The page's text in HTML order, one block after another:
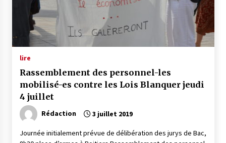
lire
Rassemblement des personnel-les
mobilisé-es contre les Lois Blanquer jeudi
4 juillet
Rédaction 3 juillet 2019
Journée initialement prévue de délibération des jurys de Bac,